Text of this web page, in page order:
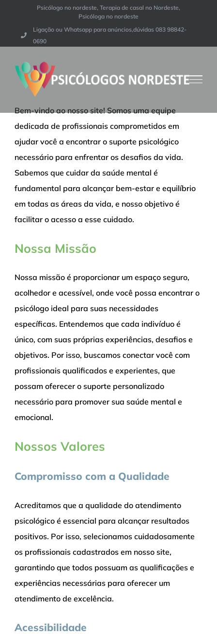
Psicólogo no nordeste, Terapia de casal no Nordeste,
Psicóloga no nordeste
Ligação ou Whatsapp para anúncios,dúvidas 083 98842-
0690
Bem-vindo ao nosso site! Somos uma equipe
dedicada de profissionais comprometidos em
ajudar você a encontrar o suporte psicológico
necessário para enfrentar os desafios da vida.
Sabemos que cuidar da saúde mental é
fundamental para alcançar bem-estar e equilíbrio
em todas as áreas da vida, e nosso objetivo é
facilitar o acesso a esse cuidado.
Nossa Missão
Nossa missão é proporcionar um espaço seguro,
acolhedor e acessível, onde você possa encontrar o
psicólogo ideal para suas necessidades
específicas. Entendemos que cada indivíduo é
único, com suas próprias experiências, desafios e
objetivos. Por isso, buscamos conectar você com
profissionais qualificados e experientes, que
possam oferecer o suporte personalizado
necessário para promover sua saúde mental e
emocional.
Nossos Valores
Compromisso com a Qualidade
Acreditamos que a qualidade do atendimento
psicológico é essencial para alcançar resultados
positivos. Por isso, selecionamos cuidadosamente
os profissionais cadastrados em nosso site,
garantindo que todos possuam as qualificações e
experiências necessárias para oferecer um
atendimento de excelência.
Acessibilidade